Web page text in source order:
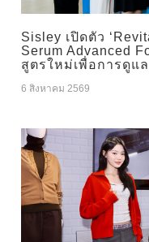
Sisley เปิดตัว
Serum Advanced
สูตรใหม่เพื่อการดูแ
6 สิงหาคม 2569